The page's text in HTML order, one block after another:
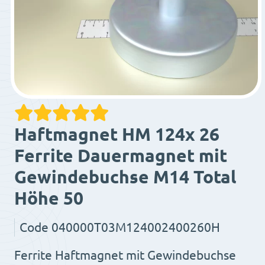
Haftmagnet HM 124x 26
Ferrite Dauermagnet mit
Gewindebuchse M14 Total
Höhe 50
Code 040000T03M124002400260H
Ferrite Haftmagnet mit Gewindebuchse